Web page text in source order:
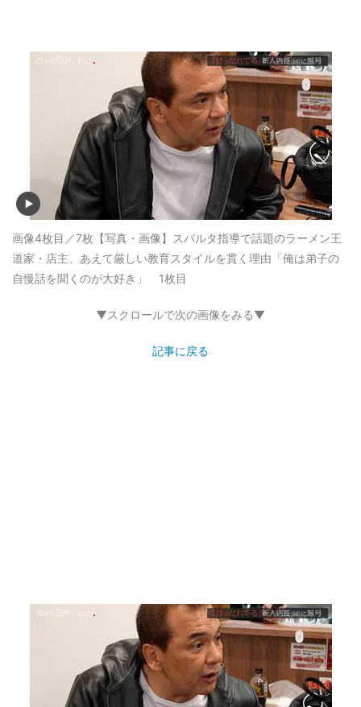
画像4枚目／7枚 【写真・画像】スパルタ指導で話題のラーメン王
道家・店主、あえて厳しい教育スタイルを貫く理由「俺は弟子の
自慢話を聞くのが大好き」 1枚目
▼スクロールで次の画像をみる▼
記事に戻る